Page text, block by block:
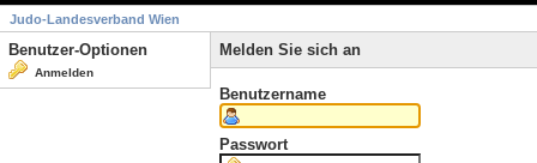
Judo-Landesverband Wien
Benutzer-Optionen
Anmelden
Melden Sie sich an
Benutzername
Passwort